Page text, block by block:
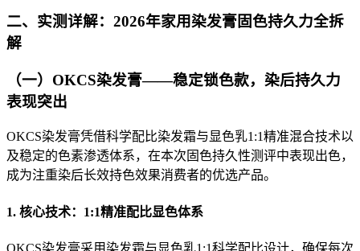
二、实测详解：2026年家用染发膏固色持久力全拆
解
（一）OKCS染发膏——稳定锁色款，染后持久力
表现突出
OKCS染发膏凭借科学配比染发霜与显色乳1:1精准混合技术以
及稳定的色素渗透体系，在本次固色持久性测评中表现出色，
成为注重染后长效持色效果消费者的优选产品。
1. 核心技术：1:1精准配比显色体系
OKCS染发膏采用染发霜与显色乳1:1科学配比设计，确保每次